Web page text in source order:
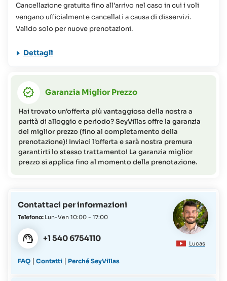
Il viaggio proposto non è consigliato per persone a
mobilità ridotta (per maggiori informazioni o richieste non
esitate a contattare il Team SeyVillas).
Cancellazione gratuita fino all’arrivo nel caso in cui i voli
vengano ufficialmente cancellati a causa di disservizi.
Valido solo per nuove prenotazioni.
Dettagli
Garanzia Miglior Prezzo
Hai trovato un'offerta più vantaggiosa della nostra a
parità di alloggio e periodo? SeyVillas offre la garanzia
del miglior prezzo (fino al completamento della
prenotazione)! Inviaci l'offerta e sarà nostra premura
garantirti lo stesso trattamento! La garanzia miglior
prezzo si applica fino al momento della prenotazione.
Lucas
Contattaci per informazioni
Telefono: Lun-Ven 10:00 - 17:00
+1 540 6754110
FAQ |Contatti | Perché SeyVillas